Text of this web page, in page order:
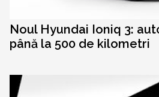
Noul Hyundai Ioniq 3:
până la 500 de kilometri